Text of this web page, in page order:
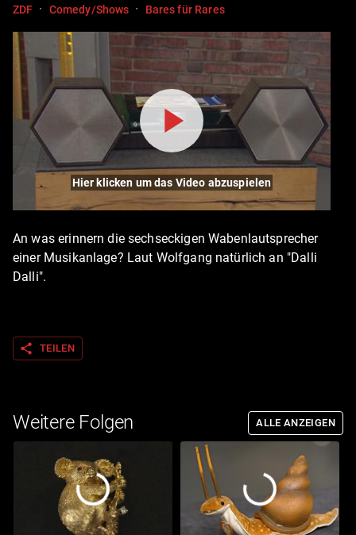
ZDF · Comedy/Shows · Bares für Rares
Hier klicken um das Video abzuspielen
An was erinnern die sechseckigen Wabenlautsprecher
einer Musikanlage? Laut Wolfgang natürlich an "Dalli
Dalli".
share TEILEN
Weitere Folgen ALLE ANZEIGEN